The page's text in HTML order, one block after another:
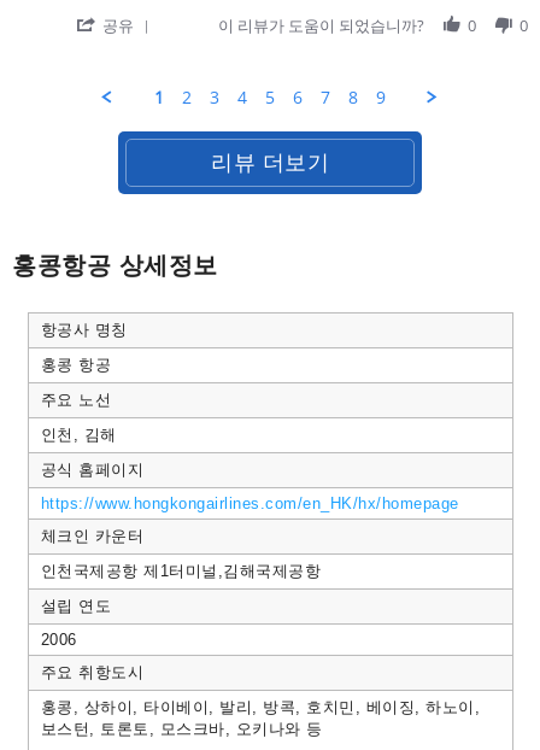
공유
by
on
6
Nov
이 리뷰가 도움이 되었습니까? 0 0
1 2 3 4 5 6 7 8 9
리뷰 더보기
홍콩항공 상세정보
항공사 명칭
홍콩 항공
주요 노선
인천, 김해
공식 홈페이지
https://www.hongkongairlines.com/en_HK/hx/homepage
체크인 카운터
인천국제공항 제1터미널,김해국제공항
설립 연도
2006
주요 취항도시
홍콩, 상하이, 타이베이, 발리, 방콕, 호치민, 베이징, 하노이,
보스턴, 토론토, 모스크바, 오키나와 등